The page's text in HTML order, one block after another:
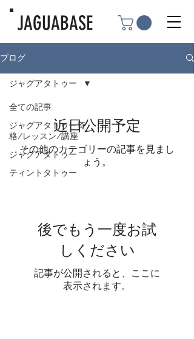
JAGUABASE
ブログ
全ての記事
ジャグアタトゥー資
格/レッスン/講座
ジャグアタトゥー
ティントタトゥー
ジャグアタトゥー
近日公開予定
その他のカテゴリーの記事を見まし
ょう。
後でもう一度お試
しください
記事が公開されると、ここに
表示されます。